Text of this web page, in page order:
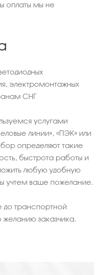
оплаты мы не
электромонтажных
СНГ
услугами
линии», «ПЭК» или
определяют такие
быстрота работы и
любую удобную
учтем ваше пожелание.
до транспортной
заказчика.